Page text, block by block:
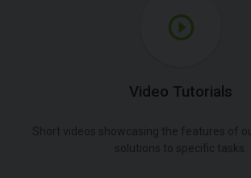
Video Tutorials